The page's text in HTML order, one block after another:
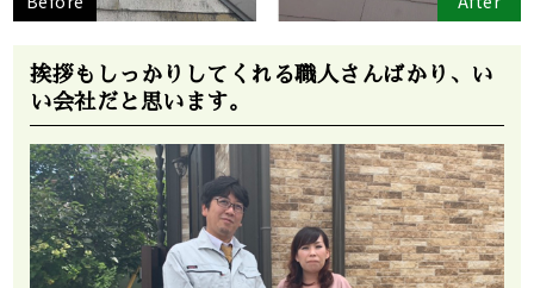
挨拶もしっかりしてくれる職人さんばかり、い
い会社だと思います。